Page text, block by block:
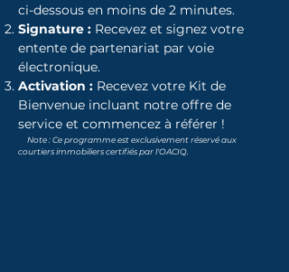
ci-dessous en moins de 2 minutes.
Signature : Recevez et signez votre
entente de partenariat par voie
électronique.
Activation : Recevez votre Kit de
Bienvenue incluant notre offre de
service et commencez à référer !
Note : Ce programme est exclusivement réservé aux
courtiers immobiliers certifiés par l'OACIQ.